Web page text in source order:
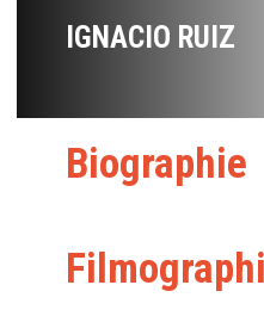
IGNACIO RUIZ
Biographie